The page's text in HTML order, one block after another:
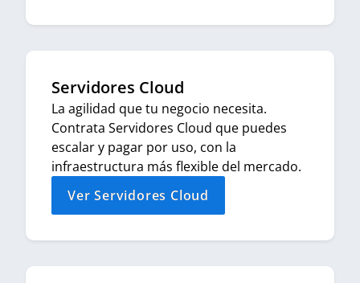
Servidores Cloud
La agilidad que tu negocio necesita.
Contrata Servidores Cloud que puedes
escalar y pagar por uso, con la
infraestructura más flexible del mercado.
Ver Servidores Cloud